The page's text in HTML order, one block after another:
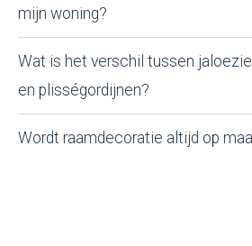
mijn woning?
Wat is het verschil tussen
en plisségordijnen?
Wordt raamdecoratie altijd op